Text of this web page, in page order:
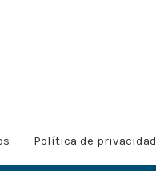
Política de privacidad